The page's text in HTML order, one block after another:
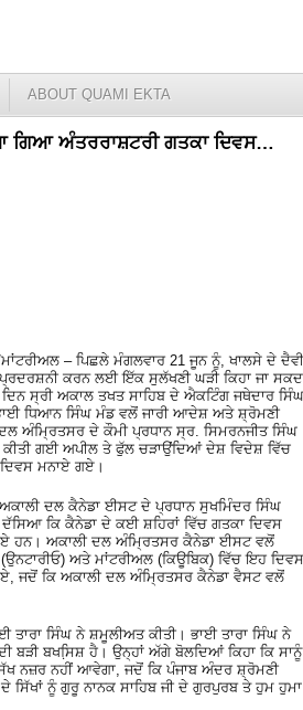
ABOUT QUAMI EKTA
ਗਿਆ ਅੰਤਰਰਾਸ਼ਟਰੀ ਗਤਕਾ ਦਿਵਸ…
– ਪਿਛਲੇ ਮੰਗਲਵਾਰ 21 ਜੂਨ ਨੂੰ, ਖਾਲਸੇ ਦੇ ਦੈਵੀ
ਕਰਨ ਲਈ ਇੱਕ ਸੁਲੱਖਣੀ ਘੜੀ ਕਿਹਾ ਜਾ
ਸ੍ਰੀ ਅਕਾਲ ਤਖਤ ਸਾਹਿਬ ਦੇ ਐਕਟਿੰਗ ਜਥੇਦਾਰ ਸਿੰਘ
ਧਿਆਨ ਸਿੰਘ ਮੰਡ ਵਲੋਂ ਜਾਰੀ ਆਦੇਸ਼ ਅਤੇ ਸ਼੍ਰੋਮਣੀ
ਅੰਮ੍ਰਿਤਸਰ ਦੇ ਕੌਮੀ ਪ੍ਰਧਾਨ ਸ੍ਰ. ਸਿਮਰਨਜੀਤ ਸਿੰਘ
ਕੀਤੀ ਗਈ ਅਪੀਲ ਤੇ ਫੁੱਲ ਚੜਾਉਂਦਿਆਂ ਦੇਸ਼ ਵਿਦੇਸ਼ ਵਿੱਚ
ਮਨਾਏ ਗਏ।
ਦਲ ਕੈਨੇਡਾ ਈਸਟ ਦੇ ਪ੍ਰਧਾਨ ਸੁਖਮਿੰਦਰ ਸਿੰਘ
ਕਿ ਕੈਨੇਡਾ ਦੇ ਕਈ ਸ਼ਹਿਰਾਂ ਵਿੱਚ ਗਤਕਾ ਦਿਵਸ
ਹਨ। ਅਕਾਲੀ ਦਲ ਅੰਮ੍ਰਿਤਸਰ ਕੈਨੇਡਾ ਈਸਟ ਵਲੋਂ
ਅਤੇ ਮਾਂਟਰੀਅਲ (ਕਿਊਬਿਕ) ਵਿੱਚ ਇਹ ਦਿਵਸ
ਜਦੋਂ ਕਿ ਅਕਾਲੀ ਦਲ ਅੰਮ੍ਰਿਤਸਰ ਕੈਨੇਡਾ ਵੈਸਟ ਵਲੋਂ
ਸਿੰਘ ਨੇ ਸ਼ਮੂਲੀਅਤ ਕੀਤੀ। ਭਾਈ ਤਾਰਾ ਸਿੰਘ ਨੇ
ਬੜੀ ਬਖਸਿ਼ਸ਼ ਹੈ। ਉਨ੍ਹਾਂ ਅੱਗੇ ਬੋਲਦਿਆਂ ਕਿਹਾ ਕਿ ਸਾਨੂੰ
ਨਜ਼ਰ ਨਹੀਂ ਆਵੇਗਾ, ਜਦੋਂ ਕਿ ਪੰਜਾਬ ਅੰਦਰ ਸ਼੍ਰੋਮਣੀ
ਸਿੱਖਾਂ ਨੂੰ ਗੁਰੂ ਨਾਨਕ ਸਾਹਿਬ ਜੀ ਦੇ ਗੁਰਪੁਰਬ ਤੇ ਹੁਮ ਹੁਮਾ